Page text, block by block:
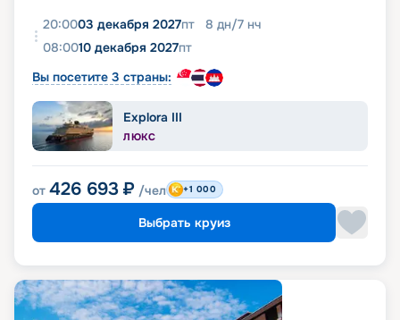
20:0003 декабря 2027пт 8 дн/7 нч
08:0010 декабря 2027пт
Вы посетите 3 страны:
Explora III
ЛЮКС
от 426 693 ₽ /чел +1 000
Выбрать круиз